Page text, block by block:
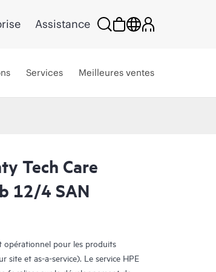
Assistance
Services Meilleures ventes
Tech Care
12/4 SAN
opérationnel pour les produits
site et as-a-service). Le service HPE